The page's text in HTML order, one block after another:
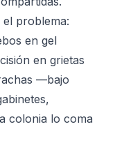
el problema:
en gel
en grietas
—bajo
colonia lo coma